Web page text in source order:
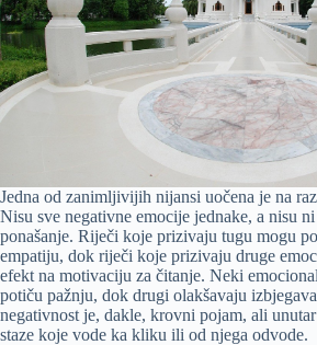
Jedna od zanimljivijih nijansi uočena je na
Nisu sve negativne emocije jednake, a nisu
ponašanje. Riječi koje prizivaju tugu mogu
empatiju, dok riječi koje prizivaju druge
efekt na motivaciju za čitanje. Neki
potiču pažnju, dok drugi olakšavaju
negativnost je, dakle, krovni pojam, ali
staze koje vode ka kliku ili od njega odvode.